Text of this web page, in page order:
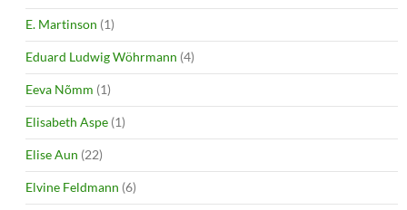
E. Martinson (1)
Eduard Ludwig Wöhrmann (4)
Eeva Nõmm (1)
Elisabeth Aspe (1)
Elise Aun (22)
Elvine Feldmann (6)